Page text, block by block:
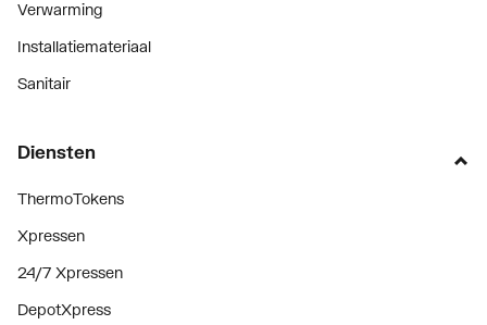
Verwarming
Installatiemateriaal
Sanitair
Diensten
ThermoTokens
Xpressen
24/7 Xpressen
DepotXpress